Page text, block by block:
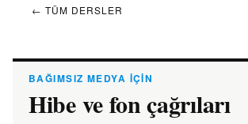
← TÜM DERSLER
BAĞIMSIZ MEDYA IÇIN
Hibe ve fon çağrıları